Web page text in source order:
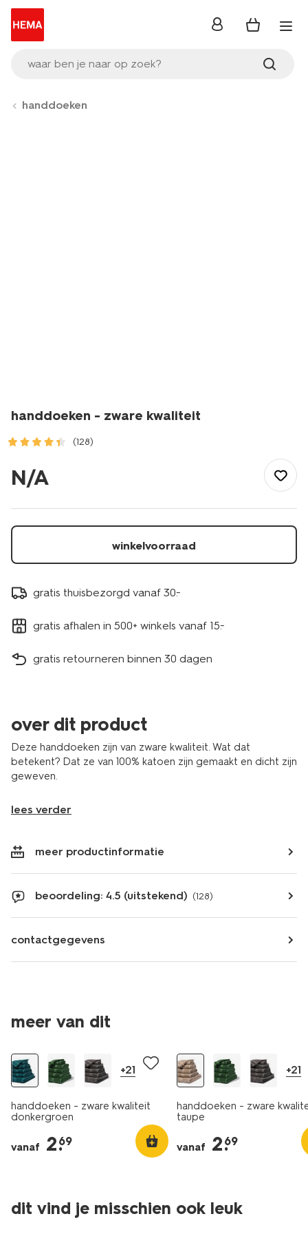
waar ben je naar op zoek?
inloggen
handdoeken
handdoeken - zware kwaliteit
(128)
slapen/badkamer/handdoeken/handdoeken-
-
zware-
kwaliteit-
N/A
winkelvoorraad
gratis thuisbezorgd vanaf 30.-
gratis afhalen in 500+ winkels vanaf 15.-
gratis retourneren binnen 30 dagen
over dit product
Deze handdoeken zijn van zware kwaliteit. Wat dat
betekent? Dat ze van 100% katoen zijn gemaakt en dicht zijn
geweven.
lees verder
meer productinformatie
beoordeling: 4.5 (uitstekend) (128)
contactgegevens
meer van dit
+21
handdoeken - zware kwaliteit
donkergroen
vanaf 2.
69
+21
handdoeken - zware
taupe
vanaf 2.
69
dit vind je misschien ook leuk
laag geprijsd nieuw